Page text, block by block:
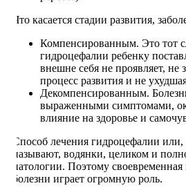
Что касается стадии развития,
Компенсированным. Это тот
гидроцефалии ребенку
внешне себя не проявляет, не
процесс развития и не
Декомпенсированным.
выраженными симптомами,
влияние на здоровье и
Способ лечения гидроцефалии
называют, водянки, целиком и
патологии. Поэтому
болезни играет огромную роль.